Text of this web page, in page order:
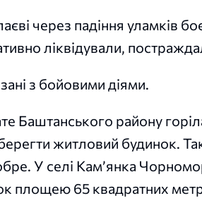
через падіння уламків
ліквідували,
з бойовими діями.
Баштанського району
житловий будинок.
У селі Кам’янка
площею 65 квадратних